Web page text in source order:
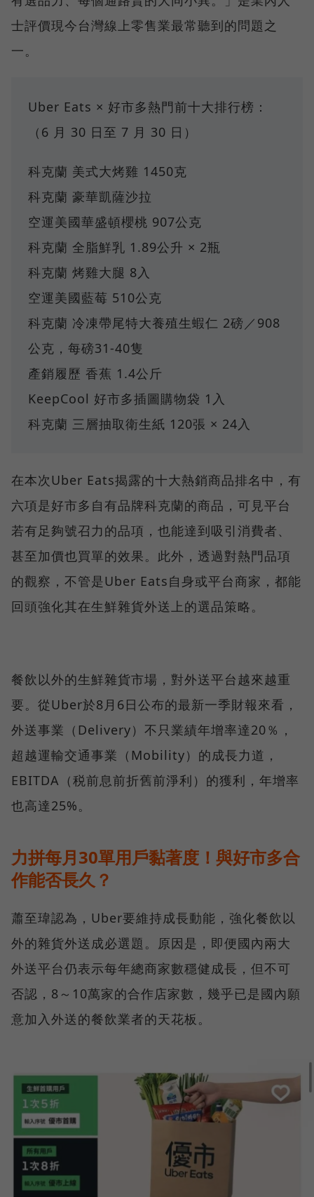
士評價現今台灣線上零售業最常聽到的問題之
一。
Uber Eats × 好市多熱門前十大排行榜：
（6 月 30 日至 7 月 30 日）
科克蘭 美式大烤雞 1450克
科克蘭 豪華凱薩沙拉
空運美國華盛頓櫻桃 907公克
科克蘭 全脂鮮乳 1.89公升 × 2瓶
科克蘭 烤雞大腿 8入
空運美國藍莓 510公克
科克蘭 冷凍帶尾特大養殖生蝦仁 2磅／908
公克，每磅31-40隻
產銷履歷 香蕉 1.4公斤
KeepCool 好市多插圖購物袋 1入
科克蘭 三層抽取衛生紙 120張 × 24入
在本次Uber Eats揭露的十大熱銷商品排名中，有
六項是好市多自有品牌科克蘭的商品，可見平台
若有足夠號召力的品項，也能達到吸引消費者、
甚至加價也買單的效果。此外，透過對熱門品項
的觀察，不管是Uber Eats自身或平台商家，都能
回頭強化其在生鮮雜貨外送上的選品策略。
餐飲以外的生鮮雜貨市場，對外送平台越來越重
要。從Uber於8月6日公布的最新一季財報來看，
外送事業（Delivery）不只業績年增率達20％，
超越運輸交通事業（Mobility）的成長力道，
EBITDA（税前息前折舊前淨利）的獲利，年增率
也高達25%。
力拼每月30單用戶黏著度！與好市多合
作能否長久？
蕭至瑋認為，Uber要維持成長動能，強化餐飲以
外的雜貨外送成必選題。原因是，即便國內兩大
外送平台仍表示每年總商家數穩健成長，但不可
否認，8～10萬家的合作店家數，幾乎已是國內願
意加入外送的餐飲業者的天花板。